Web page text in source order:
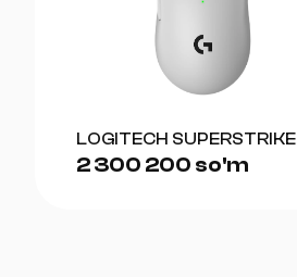
LOGITECH SUPERSTRIKE
(WHITE)
2 300 200 so'm